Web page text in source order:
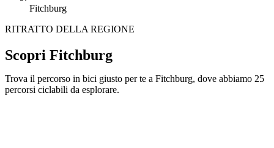
Fitchburg
RITRATTO DELLA REGIONE
Scopri Fitchburg
Trova il percorso in bici giusto per te a Fitchburg, dove abbiamo 25
percorsi ciclabili da esplorare.